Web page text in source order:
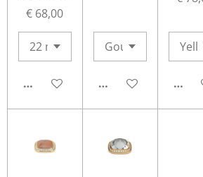
€ 68,00
IN WINKELWAGENIN WINKELWAGEN
IN